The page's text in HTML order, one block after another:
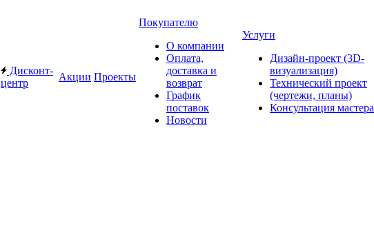
Дисконт-
центр
Акции Проекты
Покупателю
О компании
Оплата,
доставка и
возврат
График
поставок
Новости
Услуги
Дизайн-проект (3D-
визуализация)
Технический проект
(чертежи, планы)
Консультация мастера